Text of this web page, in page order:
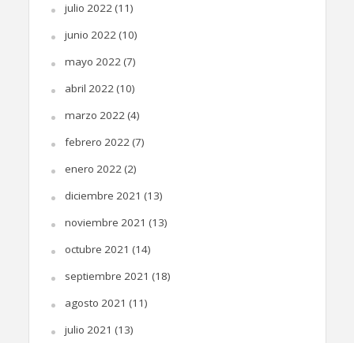
julio 2022(11)
junio 2022(10)
mayo 2022(7)
abril 2022(10)
marzo 2022(4)
febrero 2022(7)
enero 2022(2)
diciembre 2021 (13)
noviembre 2021 (13)
octubre 2021 (14)
septiembre 2021 (18)
agosto 2021 (11)
julio 2021 (13)